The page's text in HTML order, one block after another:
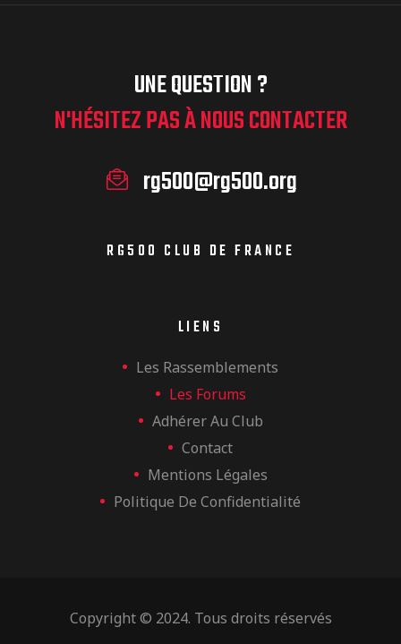
UNE QUESTION ?
N'HÉSITEZ PAS À NOUS CONTACTER
rg500@rg500.org
RG500 CLUB DE FRANCE
LIENS
Les Rassemblements
Les Forums
Adhérer Au Club
Contact
Mentions Légales
Politique De Confidentialité
Copyright © 2024. Tous droits réservés